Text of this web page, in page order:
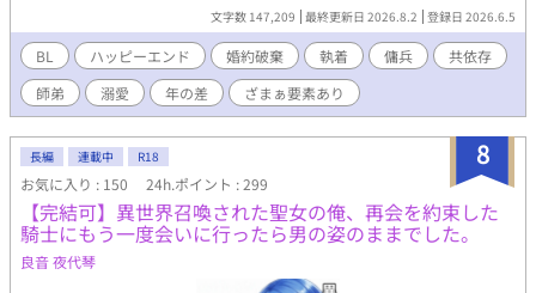
を狩り続けてきた隻腕の傭兵・ガルド。 彼はマティアスを拾い、
その無骨な手で「生きること」を教え始めた。 「お前が生きるの
に、俺の許可は必要ない」 ――王宮の甘い砂糖菓子のような日々
とは比べ物にならない、血と汗がにじむ徹底した生存戦略。 死の
淵から舞い戻った令息は、その術を学び自分自身の足で歩き始め
る。 誇りを捨て、 名を捨て、 愛を得る。 傭兵として生まれ変わ
った令息の、歪で純粋な溺愛成長物語。 【完結御礼】 第1部本編
は完結しました。最後までお付き合いいただきありがとうござい
ました。 現在第2部の新婚編を更新しています。 毎日21:30更新、
全話予約投稿済みです。 【Xのご案内】
https://x.com/bunbun_melon 番外編にするまでもない小ネタSS
は全てこちらです。甘かったり愛が重すぎてちょっと様子がおか
しかったり。私の脳内の墓場です。気軽に墓参りしていただけた
文字数 147,209 最終更新日 2026.8.2 登録日 2026.6.5
BL ハッピーエンド 婚約破棄 執着 傭兵
共依存
師弟
溺愛 年の差 ざまぁ要素あり
8
長編 連載中 R18
お気に入り : 150 24h.ポイント : 299
【完結可】異世界召喚された聖女の俺、再会を約束した
騎士にもう一度会いに行ったら男の姿のままでした。
良音 夜代琴